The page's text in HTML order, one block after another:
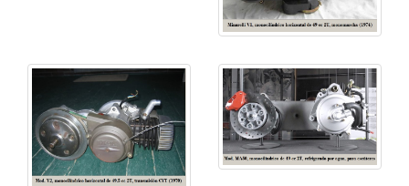
• EZ, con cilindro inclinado monomarcha y
velocidad y transmisión por fricción
• W3, de 3 marchas
• 175, de 4 marchas.
1977
La firma decidió participar de forma masiva en las